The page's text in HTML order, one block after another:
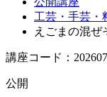
工芸・手芸・
えごまの混ぜ
講座コード：
公開